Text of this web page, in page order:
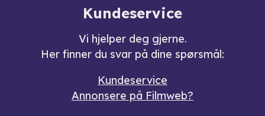
Kundeservice
Vi hjelper deg gjerne.
Her finner du svar på dine spørsmål:
Kundeservice
Annonsere på Filmweb?